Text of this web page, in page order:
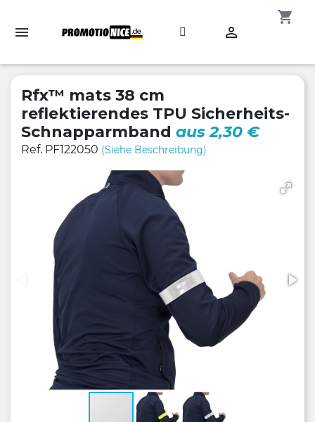

shopping_cart
Rfx™ mats 38 cm
reflektierendes TPU Sicherheits-
Schnapparmband aus 2,30 €
Ref. PF122050 (Siehe Beschreibung)